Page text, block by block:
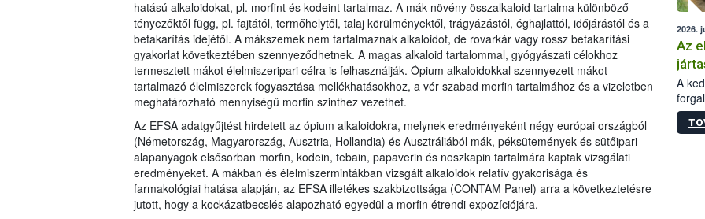
hatású alkaloidokat, pl. morfint és kodeint tartalmaz. A mák növény összalkaloid tartalma különböző
tényezőktől függ, pl. fajtától, termőhelytől, talaj körülményektől, trágyázástól, éghajlattól, időjárástól és a
betakarítás idejétől. A mákszemek nem tartalmaznak alkaloidot, de rovarkár vagy rossz betakarítási
gyakorlat következtében szennyeződhetnek. A magas alkaloid tartalommal, gyógyászati célokhoz
termesztett mákot élelmiszeripari célra is felhasználják. Ópium alkaloidokkal szennyezett mákot
tartalmazó élelmiszerek fogyasztása mellékhatásokhoz, a vér szabad morfin tartalmához és a vizeletben
meghatározható mennyiségű morfin szinthez vezethet.
Az EFSA adatgyűjtést hirdetett az ópium alkaloidokra, melynek eredményeként négy európai országból
(Németország, Magyarország, Ausztria, Hollandia) és Ausztráliából mák, péksütemények és sütőipari
alapanyagok elsősorban morfin, kodein, tebain, papaverin és noszkapin tartalmára kaptak vizsgálati
eredményeket. A mákban és élelmiszermintákban vizsgált alkaloidok relatív gyakorisága és
farmakológiai hatása alapján, az EFSA illetékes szakbizottsága (CONTAM Panel) arra a következtetésre
jutott, hogy a kockázatbecslés alapozható egyedül a morfin étrendi expozíciójára.
2026.
Az
A